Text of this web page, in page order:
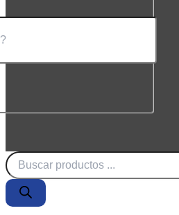
Búsqueda
de
productos